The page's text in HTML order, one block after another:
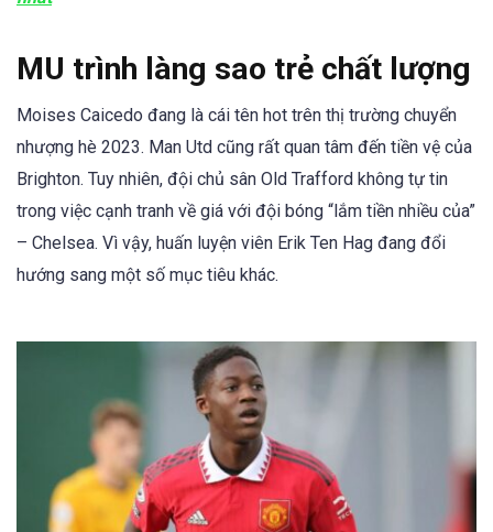
MU trình làng sao trẻ chất lượng
Moises Caicedo đang là cái tên hot trên thị trường chuyển
nhượng hè 2023. Man Utd cũng rất quan tâm đến tiền vệ của
Brighton. Tuy nhiên, đội chủ sân Old Trafford không tự tin
trong việc cạnh tranh về giá với đội bóng “lắm tiền nhiều của”
– Chelsea. Vì vậy, huấn luyện viên Erik Ten Hag đang đổi
hướng sang một số mục tiêu khác.